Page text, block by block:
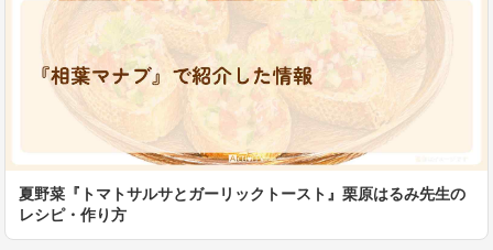
夏野菜『トマトサルサとガーリックトースト』栗原はるみ先生の
レシピ・作り方